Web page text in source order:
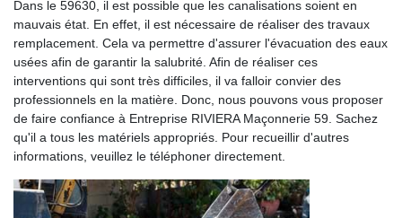
Dans le 59630, il est possible que les canalisations soient en
mauvais état. En effet, il est nécessaire de réaliser des travaux
remplacement. Cela va permettre d'assurer l'évacuation des eaux
usées afin de garantir la salubrité. Afin de réaliser ces
interventions qui sont très difficiles, il va falloir convier des
professionnels en la matière. Donc, nous pouvons vous proposer
de faire confiance à Entreprise RIVIERA Maçonnerie 59. Sachez
qu'il a tous les matériels appropriés. Pour recueillir d'autres
informations, veuillez le téléphoner directement.